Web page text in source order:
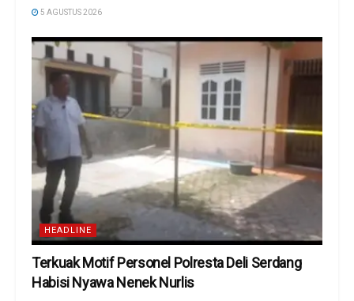
5 AGUSTUS 2026
HEADLINE
Terkuak Motif Personel Polresta Deli Serdang
Habisi Nyawa Nenek Nurlis